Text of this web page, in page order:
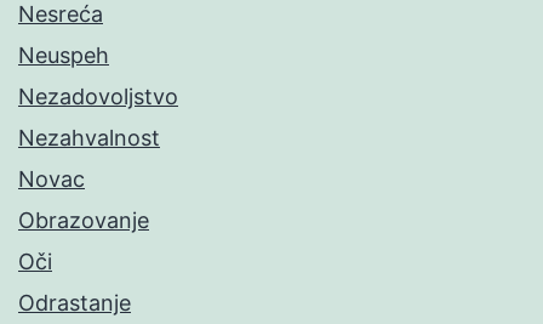
Nesreća
Neuspeh
Nezadovoljstvo
Nezahvalnost
Novac
Obrazovanje
Oči
Odrastanje